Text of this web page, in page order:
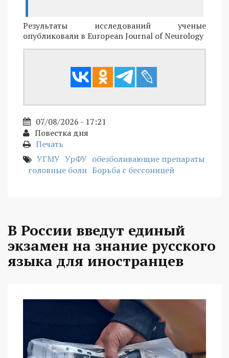
Результаты исследований ученые
опубликовали в European Journal of Neurology
07/08/2026 - 17:21
Повестка дня
Печать
УГМУ УрФУ обезболивающие препараты
головные боли Борьба с бессоницей
В России введут единый
экзамен на знание русского
языка для иностранцев